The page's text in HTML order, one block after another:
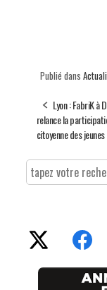
Publié dans
Lyon : FabriK à
relance la
citoyenne des jeunes